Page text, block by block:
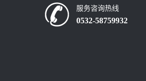
服务咨询热线
0532-58759932